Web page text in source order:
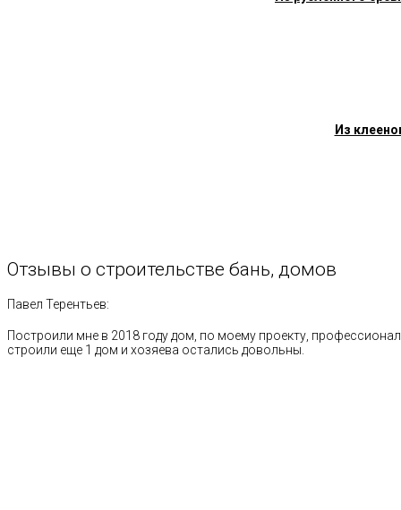
Из
Отзывы о строительстве бань, домов
Павел Терентьев:
Построили мне в 2018 году дом, по моему проекту,
строили еще 1 дом и хозяева остались довольны.